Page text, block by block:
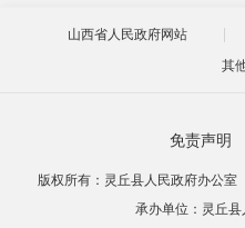
山西省人民政府网站
其
免责声明
版权所有：灵丘县人民政府办公室
承办单位：灵丘